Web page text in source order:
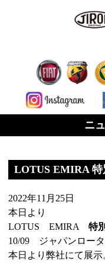
ニ
LOTUS EMIRA 特
2022年11月25日
本日より
LOTUS EMIRA 特
10/09 ジャパンロー
本日より弊社にて展示